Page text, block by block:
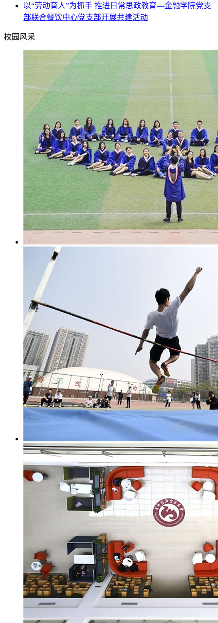
以“劳动育人”为抓手 推进日常思政教育—金融学院党支
部联合餐饮中心党支部开展共建活动
校园风采